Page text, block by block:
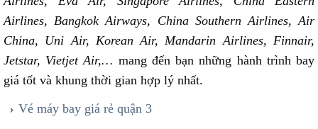
Airlines, Bangkok Airways, China Southern Airlines, Air
China, Uni Air, Korean Air, Mandarin Airlines, Finnair,
Jetstar, Vietjet Air,… mang đến bạn những hành trình bay
giá tốt và khung thời gian hợp lý nhất.
Vé máy bay giá rẻ quận 3